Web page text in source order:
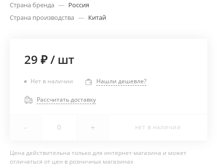
Страна бренда — Россия
Страна производства — Китай
29 ₽/ шт
Нет в наличии Нашли дешевле?
Рассчитать доставку
- + НЕТ В НАЛИЧИИ
Цена действительна только для интернет-магазина и может
отличаться от цен в розничных магазинах